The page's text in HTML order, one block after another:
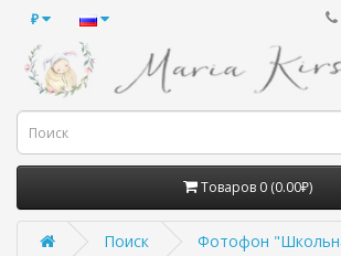
₽
Товаров 0 (0.00₽)
Поиск Фотофон